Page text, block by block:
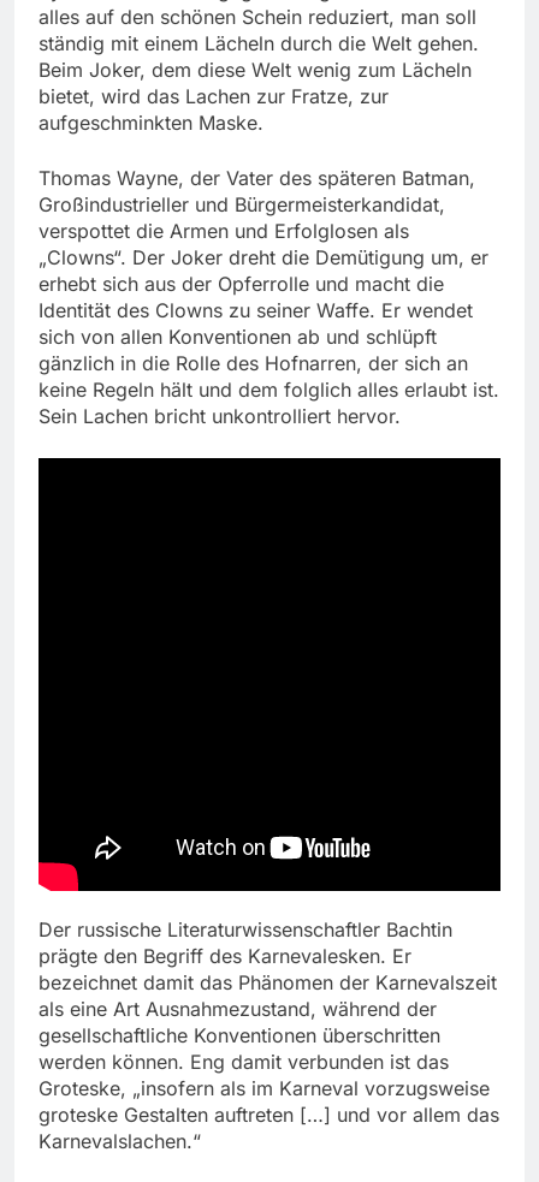
alles auf den schönen Schein reduziert, man soll
ständig mit einem Lächeln durch die Welt gehen.
Beim Joker, dem diese Welt wenig zum Lächeln
bietet, wird das Lachen zur Fratze, zur
aufgeschminkten Maske.
Thomas Wayne, der Vater des späteren Batman,
Großindustrieller und Bürgermeisterkandidat,
verspottet die Armen und Erfolglosen als
„Clowns“. Der Joker dreht die Demütigung um, er
erhebt sich aus der Opferrolle und macht die
Identität des Clowns zu seiner Waffe. Er wendet
sich von allen Konventionen ab und schlüpft
gänzlich in die Rolle des Hofnarren, der sich an
keine Regeln hält und dem folglich alles erlaubt ist.
Sein Lachen bricht unkontrolliert hervor.
Der russische Literaturwissenschaftler Bachtin
prägte den Begriff des Karnevalesken. Er
bezeichnet damit das Phänomen der Karnevalszeit
als eine Art Ausnahmezustand, während der
gesellschaftliche Konventionen überschritten
werden können. Eng damit verbunden ist das
Groteske, „insofern als im Karneval vorzugsweise
groteske Gestalten auftreten […] und vor allem das
Karnevalslachen.“